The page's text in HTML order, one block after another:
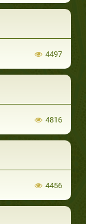
4497
4816
4456